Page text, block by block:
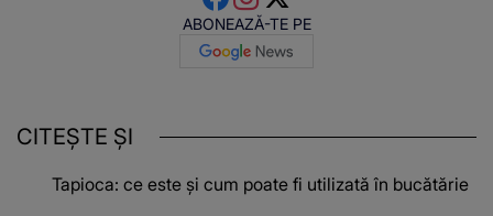
ABONEAZĂ-TE PE
CITEȘTE ȘI
Tapioca: ce este și cum poate fi utilizată în bucătărie